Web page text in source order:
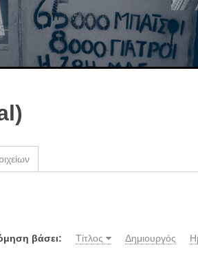
βάσει: Τίτλος Δημιουργός